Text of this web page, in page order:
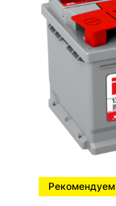
Рекомендуем